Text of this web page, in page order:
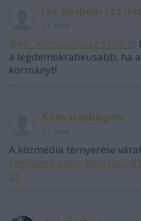
raz sierpem raz
@Mr. Közbiztonság Szilárd:
a legdemokratikusabb, ha
kormányt!
Kényszerbagoly
A közmédia térnyerése
kenyszerbagoly.blog.hu/
56